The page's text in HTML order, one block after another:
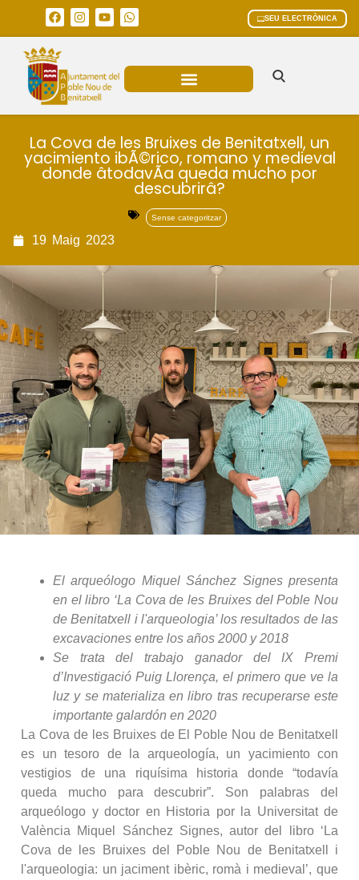
SEU ELECTRÒNICA
La Cova de les Bruixes de Benitatxell, un
yacimiento ibÃ©rico, romano y medieval
donde âtodavÃ­a queda mucho por
descubrirâ?
Sense categoritzar
19 Maig 2023
El arqueólogo Miquel Sánchez Signes presenta
en el libro ‘La Cova de les Bruixes del Poble Nou
de Benitatxell i l'arqueologia’ los resultados de las
excavaciones entre los años 2000 y 2018
Se trata del trabajo ganador del IX Premi
d’Investigació Puig Llorença, el primero que ve la
luz y se materializa en libro tras recuperarse este
importante galardón en 2020
La Cova de les Bruixes de El Poble Nou de Benitatxell
es un tesoro de la arqueología, un yacimiento con
vestigios de una riquísima historia donde “todavía
queda mucho para descubrir”. Son palabras del
arqueólogo y doctor en Historia por la Universitat de
València Miquel Sánchez Signes, autor del libro ‘La
Cova de les Bruixes del Poble Nou de Benitatxell i
l'arqueologia: un jaciment ibèric, romà i medieval’, que